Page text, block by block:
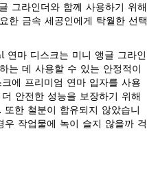
그라인더와 함께 사용하기 위해
한 금속 세공인에게 탁월한 선택
마 디스크는 미니 앵글 그라인
는 데 사용할 수 있는 안정적이
에 프리미엄 연마 입자를 사용
안전한 성능을 보장하기 위해
한 철분이 함유되지 않았습니
작업물에 녹이 슬지 않을까 걱